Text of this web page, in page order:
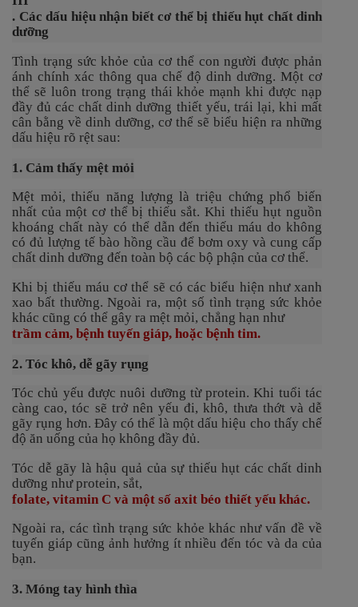
. Các dấu hiệu nhận biết cơ thể bị thiếu hụt chất dinh
dưỡng
Tình trạng sức khỏe của cơ thể con người được phản
ánh chính xác thông qua chế độ dinh dưỡng. Một cơ
thể sẽ luôn trong trạng thái khỏe mạnh khi được nạp
đầy đủ các chất dinh dưỡng thiết yếu, trái lại, khi mất
cân bằng về dinh dưỡng, cơ thể sẽ biểu hiện ra những
dấu hiệu rõ rệt sau:
1. Cảm thấy mệt mỏi
Mệt mỏi, thiếu năng lượng là triệu chứng phổ biến
nhất của một cơ thể bị thiếu sắt. Khi thiếu hụt nguồn
khoáng chất này có thể dẫn đến thiếu máu do không
có đủ lượng tế bào hồng cầu để bơm oxy và cung cấp
chất dinh dưỡng đến toàn bộ các bộ phận của cơ thể.
Khi bị thiếu máu cơ thể sẽ có các biểu hiện như xanh
xao bất thường. Ngoài ra, một số tình trạng sức khỏe
khác cũng có thể gây ra mệt mỏi, chẳng hạn như
trầm cảm, bệnh tuyến giáp, hoặc bệnh tim.
2. Tóc khô, dễ gãy rụng
Tóc chủ yếu được nuôi dưỡng từ protein. Khi tuổi tác
càng cao, tóc sẽ trở nên yếu đi, khô, thưa thớt và dễ
gãy rụng hơn. Đây có thể là một dấu hiệu cho thấy chế
độ ăn uống của họ không đầy đủ.
Tóc dễ gãy là hậu quả của sự thiếu hụt các chất dinh
dưỡng như protein, sắt,
folate, vitamin C và một số axit béo thiết yếu khác.
Ngoài ra, các tình trạng sức khỏe khác như vấn đề về
tuyến giáp cũng ảnh hưởng ít nhiều đến tóc và da của
bạn.
3. Móng tay hình thìa